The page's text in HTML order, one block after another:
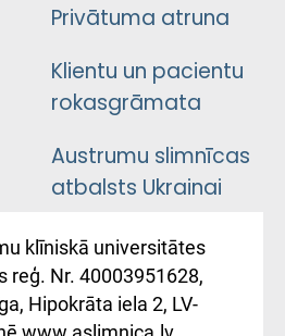
Privātuma atruna
Klientu un pacientu
rokasgrāmata
Austrumu slimnīcas
atbalsts Ukrainai
Підтримка Східної
лікарні та співпраця з
Україною
klīniskā universitātes
reģ. Nr. 40003951628,
Hipokrāta iela 2, LV-